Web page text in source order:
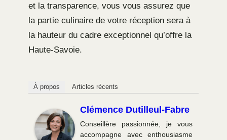
et la transparence, vous vous assurez que
la partie culinaire de votre réception sera à
la hauteur du cadre exceptionnel qu’offre la
Haute-Savoie.
À propos Articles récents
Clémence Dutilleul-Fabre
Conseillère passionnée, je vous
accompagne avec enthousiasme